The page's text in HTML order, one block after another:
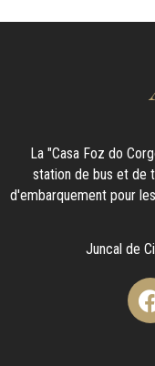
La "Casa Foz do
station de bus et de
d'embarquement pour
Juncal de